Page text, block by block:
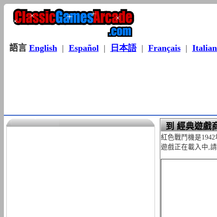
語言 English| Español| 日本語| Français|
到 經典遊戲
紅色戰鬥機是
遊戲正在載入中,